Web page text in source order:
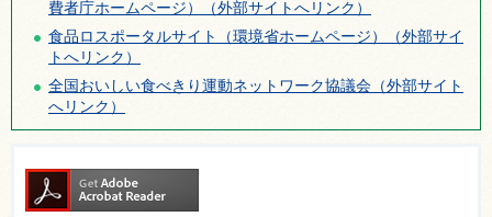
費者庁ホームページ）（外部サイトへリンク）
食品ロスポータルサイト（環境省ホームページ）（外部サイ
トへリンク）
全国おいしい食べきり運動ネットワーク協議会（外部サイト
へリンク）